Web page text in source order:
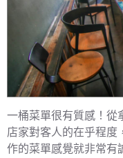
一桶菜單很有質感！從
店家對客人的在乎程度
作的菜單感覺就非常有